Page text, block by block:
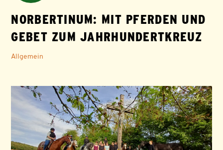
NORBERTINUM: MIT PFERDEN UND
GEBET ZUM JAHRHUNDERTKREUZ
Allgemein